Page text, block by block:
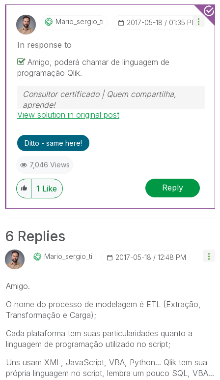
Mario_sergio_ti ‎2017-05-18 01:35 PM
In response to
Amigo, poderá chamar de linguagem de
programação Qlik.
Consultor certificado | Quem compartilha,
aprende!
https://www.linkedin.com/in/mariosergioti
View solution in original post
Ditto - same here!
7,046 Views
1 Like Reply
6 Replies
Mario_sergio_ti ‎2017-05-18 12:48 PM
Amigo.
O nome do processo de modelagem é ETL (Extração,
Transformação e Carga);
Cada plataforma tem suas particularidades quanto a
linguagem de programação utilizado no script;
Uns usam XML, JavaScript, VBA, Python... Qlik tem sua
própria linguagem no script, lembra um pouco SQL, VBA...